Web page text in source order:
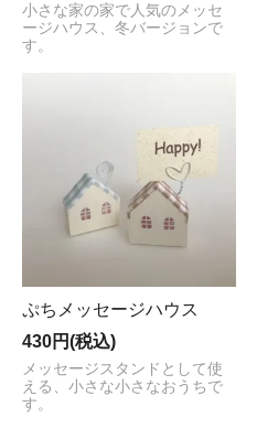
小さな家の家で人気のメッセ
ージハウス、冬バージョンで
す。
ぷちメッセージハウス
430円(税込)
メッセージスタンドとして使
える、小さな小さなおうちで
す。